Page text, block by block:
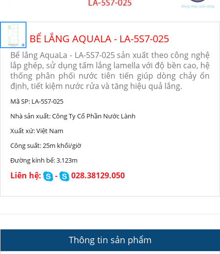
BỂ LẮNG AQUALA - LA-5S7-025
Bể lắng AquaLa - LA-5S7-025 sản xuất theo công nghệ
lắp ghép, sử dụng tấm lắng lamella với độ bền cao, hệ
thống phân phối nước tiên tiến giúp dòng chảy ổn
định, tiết kiệm nước rửa và tăng hiệu quả lắng.
Mã SP: LA-5S7-025
Nhà sản xuất:Công Ty Cổ Phần Nước Lành
Xuất xứ:Việt Nam
Công suất:25m khối/giờ
Đường kính bể:3.123m
Liên hệ: - 028.38129.050
Thông tin sản phẩm